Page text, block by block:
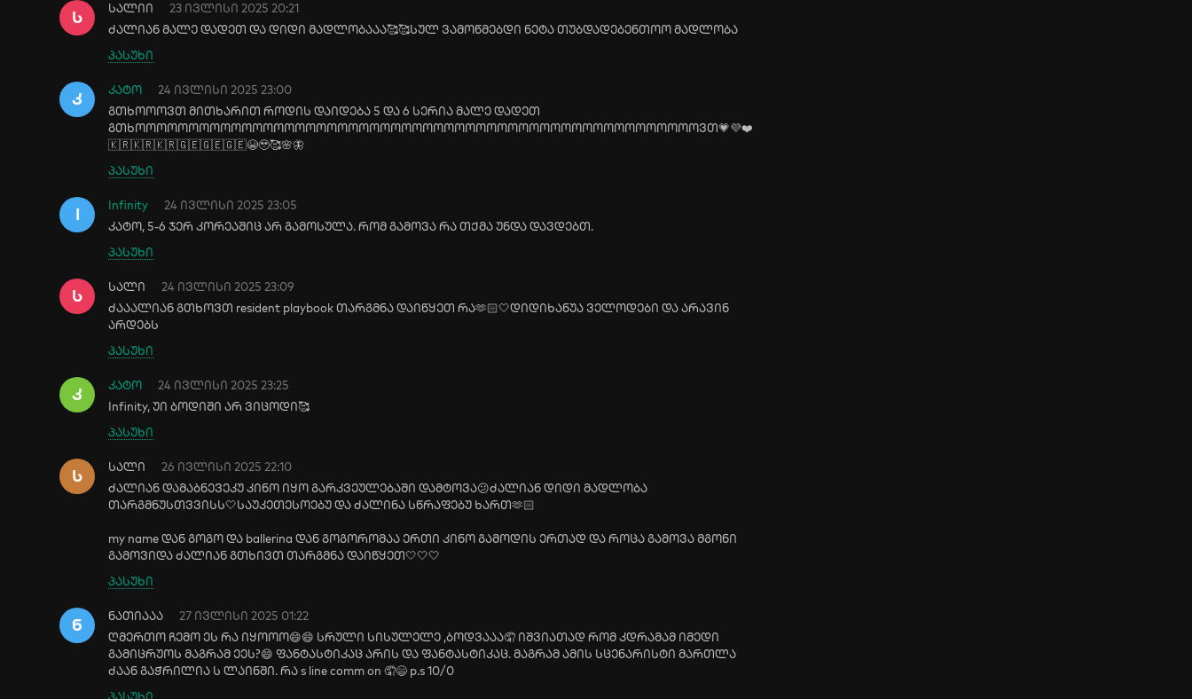
Ს სალიი
23 ივლისი 2025 20:21
ძალიან მალე დადეთ და დიდი მადლობააა🥰🥰სულ ვამოწმებდი ნეტა თუბდადებენთოო მადლობა
პასუხი
Კ კატო
24 ივლისი 2025 23:00
გთხოოოვთ მითხარით როდის დაიდება 5 და 6 სერია მალე დადეთ
გთხოოოოოოოოოოოოოოოოოოოოოოოოოოოოოოოოოოოოოოოოოოოოოოოოოოოოოვთ💗💜❤️
🇰🇷🇰🇷🇰🇷🇬🇪🇬🇪🇬🇪😭🥹🥰🌸🦋
პასუხი
I Infinity
24 ივლისი 2025 23:05
კატო, 5-6 ჯერ კორეაშიც არ გამოსულა. რომ გამოვა რა თქმა უნდა დავდებთ.
პასუხი
Ს სალი
24 ივლისი 2025 23:09
ძააალიან გთხოვთ resident playbook თარგმნა დაიწყეთ რა🫶🏻🤍დიდიხანუა ველოდები და არავინ
არდებს
პასუხი
Კ კატო
24 ივლისი 2025 23:25
Infinity, უი ბოდიში არ ვიცოდი🥰
პასუხი
Ს სალი
26 ივლისი 2025 22:10
ძალიან დამაბნევეკუ კინო იყო გარკვეულებაში დამტოვა😕ძალიან დიდი მადლობა
თარგმნუსთვვისს🤍საუკეთესოებუ და ძალინა სწრაფებუ ხართ🫶🏻
my name დან გოგო და ballerina დან გოგორომაა ერთი კინო გამოდის ერთად და როცა გამოვა მგონი
გამოვიდა ძალიან გთხივთ თარგმნა დაიწყეთ🤍🤍🤍
პასუხი
Ნ ნათიააა
27 ივლისი 2025 01:22
ღმერთო ჩემო ეს რა იყოოო😄😄 სრული სისულელე ,ბოდვააა🤦 იშვიათად რომ კდრამამ იმედი
გამიცრუოს მაგრამ ეეს?😄 ფანტასტიკაც არის და ფანტასტიკაც. მაგრამ ამის სცენარისტი მართლა
ძაან გაჭრილია ს ლაინში. რა s line comm on 🤦😄 p.s 10/0